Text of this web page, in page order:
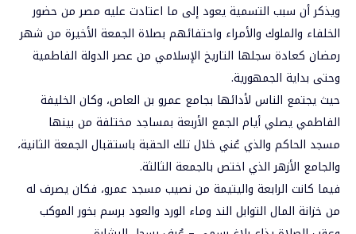
ويذكر أن سبب التسمية يعود إلى ما اعتادت عليه مصرمن حضور
الخلفاء والملوك والأمراء واحتفائهم بصلاة الجمعة الأخيرة من شهر
رمضان كعادة سجلها التاريخ الإسلامي من عصرالدولة الفاطمية
وحتى بداية الجمهورية.
حيث يجتمع الناس لأدائها بجامع عمرو بن العاص، وكان الخليفة
الفاطمي يصلي أيام الجمع الأربعة بمساجد مختلفة من بينها
مسجد الحاكم والذي عُني خلال تلك الحقبة باستقبال الجمعة الثانية،
والجامع الأزهر الذي اختص بالجمعة الثالثة.
فيما كانت الرابعة واليتيمة من نصيب مسجد عمرو، فكان يصرف له
من خزانة المال التوابل الند وماء الورد والعود برسم بخور الموكب